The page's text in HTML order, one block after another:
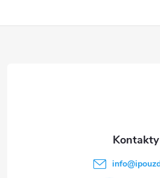
info@